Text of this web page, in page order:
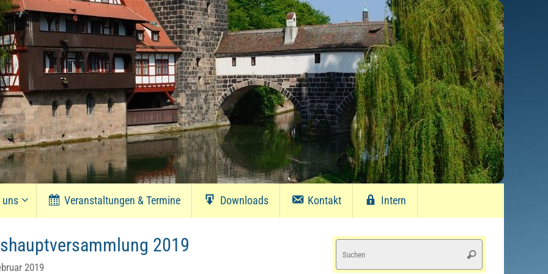
uns Veranstaltungen & Termine Downloads Kontakt Intern
2019
2019
Suchen